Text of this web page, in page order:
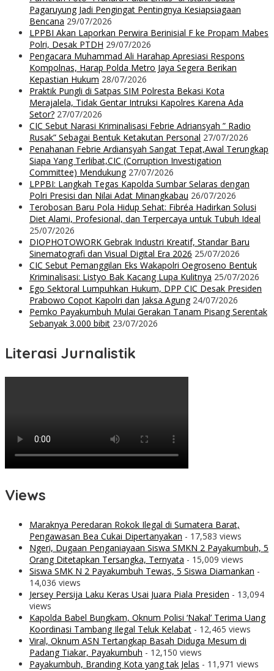
Pagaruyung Jadi Pengingat Pentingnya Kesiapsiagaan
Bencana 29/07/2026
LPPBI Akan Laporkan Perwira Berinisial F ke Propam Mabes
Polri, Desak PTDH 29/07/2026
Pengacara Muhammad Ali Harahap Apresiasi Respons
Kompolnas, Harap Polda Metro Jaya Segera Berikan
Kepastian Hukum 28/07/2026
Praktik Pungli di Satpas SIM Polresta Bekasi Kota
Merajalela, Tidak Gentar Intruksi Kapolres Karena Ada
Setor? 27/07/2026
CIC Sebut Narasi Kriminalisasi Febrie Adriansyah ” Radio
Rusak” Sebagai Bentuk Ketakutan Personal 27/07/2026
Penahanan Febrie Ardiansyah Sangat Tepat,Awal Terungkap
Siapa Yang Terlibat,CIC (Corruption Investigation
Committee) Mendukung 27/07/2026
LPPBI: Langkah Tegas Kapolda Sumbar Selaras dengan
Polri Presisi dan Nilai Adat Minangkabau 26/07/2026
Terobosan Baru Pola Hidup Sehat: Fibréa Hadirkan Solusi
Diet Alami, Profesional, dan Terpercaya untuk Tubuh Ideal
25/07/2026
DIOPHOTOWORK Gebrak Industri Kreatif, Standar Baru
Sinematografi dan Visual Digital Era 2026 25/07/2026
CIC Sebut Pemanggilan Eks Wakapolri Oegroseno Bentuk
Kriminalisasi: Listyo Bak Kacang Lupa Kulitnya 25/07/2026
Ego Sektoral Lumpuhkan Hukum, DPP CIC Desak Presiden
Prabowo Copot Kapolri dan Jaksa Agung 24/07/2026
Pemko Payakumbuh Mulai Gerakan Tanam Pisang Serentak
Sebanyak 3.000 bibit 23/07/2026
Literasi Jurnalistik
Views
Maraknya Peredaran Rokok Ilegal di Sumatera Barat,
Pengawasan Bea Cukai Dipertanyakan - 17,583 views
Ngeri, Dugaan Penganiayaan Siswa SMKN 2 Payakumbuh, 5
Orang Ditetapkan Tersangka, Ternyata - 15,009 views
Siswa SMK N 2 Payakumbuh Tewas, 5 Siswa Diamankan -
14,036 views
Jersey Persija Laku Keras Usai Juara Piala Presiden - 13,094
views
Kapolda Babel Bungkam, Oknum Polisi ‘Nakal’ Terima Uang
Koordinasi Tambang Ilegal Teluk Kelabat - 12,465 views
Viral, Oknum ASN Tertangkap Basah Diduga Mesum di
Padang Tiakar, Payakumbuh - 12,150 views
Payakumbuh, Branding Kota yang tak Jelas - 11,971 views